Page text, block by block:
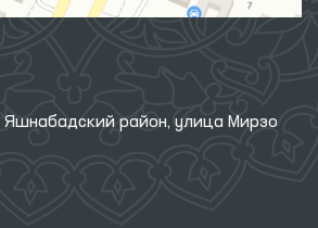
Яшнабадский район, улица Мирзо